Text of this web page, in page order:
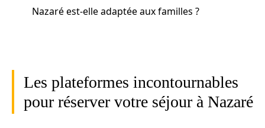
Nazaré est-elle adaptée aux familles ?
Les plateformes incontournables
pour réserver votre séjour à Nazaré